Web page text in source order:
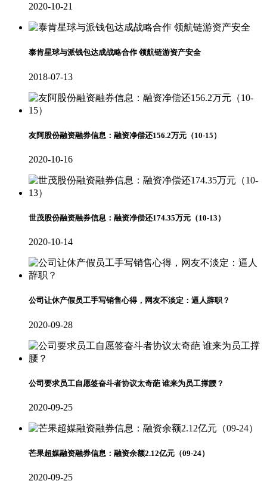
2020-10-21
泰肯星球与派钱包达成战略合作 领航链游资产安全
2018-07-13
友阿股份融资融券信息：融资净偿还156.2万元（10-15）
2020-10-16
世茂股份融资融券信息：融资净偿还174.35万元（10-13）
2020-10-14
公司让休产假员工手写销售心得，网友不淡定：逼人辞职？
2020-09-28
公司要求员工自愿签奋斗者协议太奇葩 谁来为员工撑腰？
2020-09-25
芒果超媒融资融券信息：融资余额2.12亿元（09-24）
2020-09-25